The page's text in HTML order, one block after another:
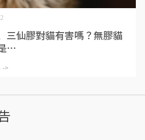
三仙膠對貓有害嗎？無膠貓
⋯
->